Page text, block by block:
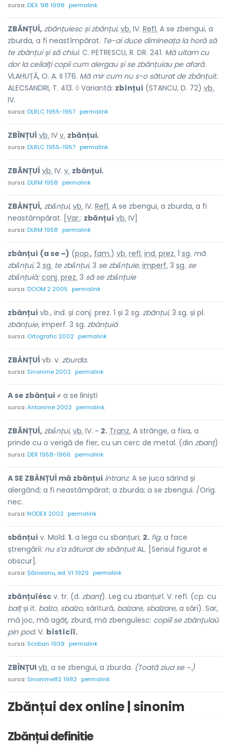
sursa:DEX '98 1998 permalink
ZBĂNȚUÍ, zbănțuiesc și zbănțui, vb. IV. Refl. A se zbengui, a
zburda, a fi neastîmpărat. Te-ai duce dimIneața la horă să
te zbănțui și să chiui. C. PETRESCU, R. DR. 241. Mă uitam cu
dor la ceilalți copii cum alergau și se zbănțuiau pe afară.
VLAHUȚĂ, O. A. II 176. Mă mir cum nu s-o săturat de zbănțuit.
ALECSANDRI, T. 413. ◊ Variantă: zbînțuí (STANCU, D. 72) vb.
IV.
sursa:DLRLC 1955-1957 permalink
ZBÎNȚUÍ vb. IV v. zbănțui.
sursa:DLRLC 1955-1957 permalink
ZBĂNȚUÍ vb. IV. v. zbânțui.
sursa:DLRM 1958 permalink
ZBÂNȚUÍ, zbấnțui, vb. IV. Refl. A se zbengui, a zburda, a fi
neastâmpărat. [ Var.: zbănțuí vb. IV]
sursa:DLRM 1958 permalink
zbânțuí (a se ~) (pop., fam.) vb. refl. ind. prez. 1 sg. mă
zbấnțui, 2 sg. te zbấnțui, 3 se zbấnțuie, imperf. 3 sg. se
zbấnțuiá; conj. prez. 3 să se zbấnțuie
sursa:DOOM 2 2005 permalink
zbânțuí vb., ind. și conj. prez. 1 și 2 sg. zbânțui, 3 sg. și pl.
zbânțuie, imperf. 3 sg. zbânțuiá
sursa: Ortografic 2002 permalink
ZBÂNȚUÍ vb. v. zburda.
sursa: Sinonime 2002 permalink
A se zbânțui ≠ a se liniști
sursa:Antonime 2002 permalink
ZBĂNȚUÍ, zbắnțui, vb. IV. ~ 2. Tranz. A strânge, a fixa, a
prinde cu o verigă de fier, cu un cerc de metal. (din zbanț)
sursa:DER 1958-1966 permalink
A SE ZBÂNȚUÍ mă zbânțui intranz. A se juca sărind și
alergând; a fi neastâmpărat; a zburda; a se zbengui. /Orig.
nec.
sursa:NODEX 2002 permalink
sbănțuì v. Mold. 1. a lega cu sbanțuri; 2. fig. a face
ștrengării: nu s’a săturat de sbănțuitAL. [Sensul figurat e
obscur].
sursa:Șăineanu, ed. VI 1929 permalink
zbănțuĭésc v. tr. (d. zbanț). Leg cu zbanțurĭ. V. refl. (cp. cu
balțși it. balzo, sbalzo, săritură, balzare, sbalzare, a sări). Sar,
mă joc, mă agăț, zburd, mă zbenguĭesc: copiiĭ se zbănțuĭaŭ
pin pod. V. bîstîcîĭ.
sursa: Scriban 1939 permalink
ZBÎNȚUI vb. a se zbengui, a zburda. (Toată ziua se ~.)
sursa: Sinonime82 1982 permalink
Zbănțui dex online | sinonim
Zbănțui definitie